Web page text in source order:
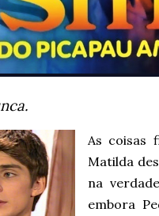
As coisas
Matilda
na
embora